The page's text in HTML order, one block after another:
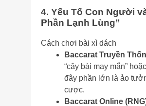
4. Yếu Tố Con Người
Phần Lạnh Lùng”
Cách chơi bài xì dách
Baccarat Truyền
“cây bài may mắn”
đây phần lớn là ảo
cược.
Baccarat Online